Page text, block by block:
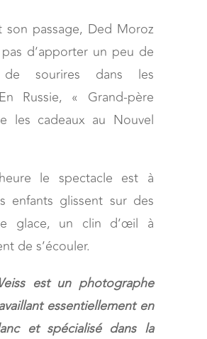
son passage, Ded Moroz
d’apporter un peu de
sourires dans les
Russie, « Grand-père
les cadeaux au Nouvel
le spectacle est à
enfants glissent sur des
glace, un clin d’œil à
de s’écouler.
est un photographe
essentiellement en
et spécialisé dans la